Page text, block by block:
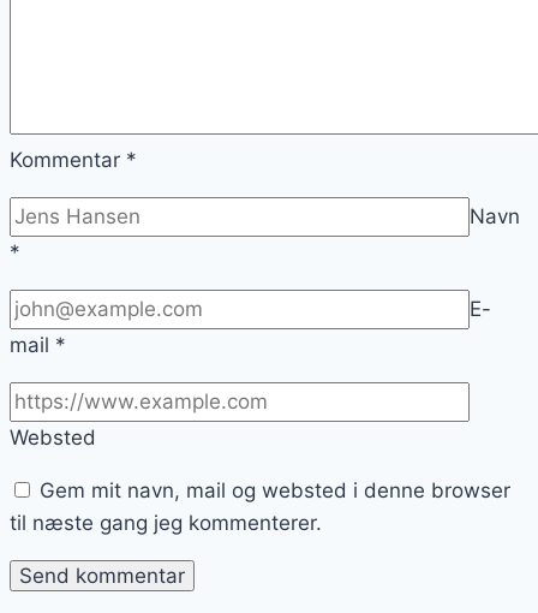
Kommentar *
Navn
*
E-
mail *
Websted
Gem mit navn, mail og websted i denne browser
til næste gang jeg kommenterer.